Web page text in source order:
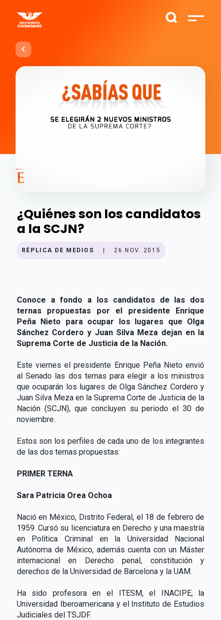
¿Quiénes son los candidatos
a la SCJN?
RÉPLICA DE MEDIOS 26 NOV. 2015
Conoce a fondo a los candidatos de las dos
ternas propuestas por el presidente Enrique
Peña Nieto para ocupar los lugares que Olga
Sánchez Cordero y Juan Silva Meza dejan en la
Suprema Corte de Justicia de la Nación.
Este viernes el presidente Enrique Peña Nieto envió
al Senado las dos ternas para elegir a los ministros
que ocuparán los lugares de Olga Sánchez Cordero y
Juan Silva Meza en la Suprema Corte de Justicia de la
Nación (SCJN), que concluyen su periodo el 30 de
noviembre.
Estos son los perfiles de cada uno de los integrantes
de las dos ternas propuestas:
PRIMER TERNA
Sara Patricia Orea Ochoa
Nació en México, Distrito Federal, el 18 de febrero de
1959. Cursó su licenciatura en Derecho y una maestría
en Política Criminal en la Universidad Nacional
Autónoma de México, además cuenta con un Máster
internacional en Derecho penal, constitución y
derechos de la Universidad de Barcelona y la UAM.
Ha sido profesora en el ITESM, el INACIPE, la
Universidad Iberoamericana y el Instituto de Estudios
Judiciales del TSJDF.